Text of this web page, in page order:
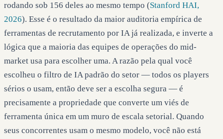
rodando sob 156 deles ao mesmo tempo (Stanford HAI,
2026). Esse é o resultado da maior auditoria empírica de
ferramentas de recrutamento por IA já realizada, e inverte a
lógica que a maioria das equipes de operações do mid-
market usa para escolher uma. A razão pela qual você
escolheu o filtro de IA padrão do setor — todos os players
sérios o usam, então deve ser a escolha segura — é
precisamente a propriedade que converte um viés de
ferramenta única em um muro de escala setorial. Quando
seus concorrentes usam o mesmo modelo, você não está